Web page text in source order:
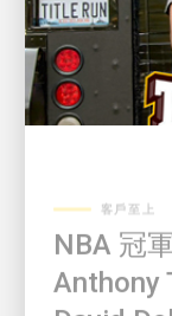
NBA 冠
Anthony
David